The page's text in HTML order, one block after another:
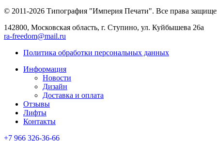
© 2011-2026 Типография "Империя Печати". Все права
142800, Московская область, г. Ступино, ул. Куйбышева 26а
ra-freedom@mail.ru
Политика обработки персональных данных
Информация
Новости
Дизайн
Доставка и оплата
Отзывы
Лифты
Контакты
+7 966 326-36-66